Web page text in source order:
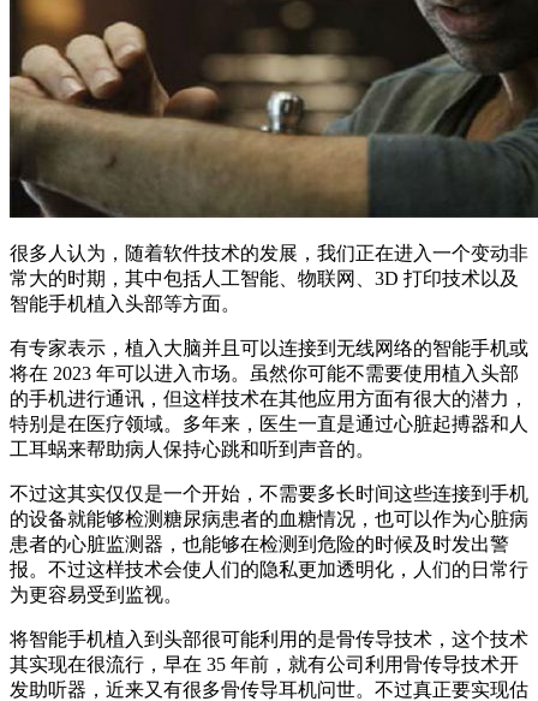
很多人认为，随着软件技术的发展，我们正在进入一个变动非
常大的时期，其中包括人工智能、物联网、3D 打印技术以及
智能手机植入头部等方面。
有专家表示，植入大脑并且可以连接到无线网络的智能手机或
将在 2023 年可以进入市场。虽然你可能不需要使用植入头部
的手机进行通讯，但这样技术在其他应用方面有很大的潜力，
特别是在医疗领域。多年来，医生一直是通过心脏起搏器和人
工耳蜗来帮助病人保持心跳和听到声音的。
不过这其实仅仅是一个开始，不需要多长时间这些连接到手机
的设备就能够检测糖尿病患者的血糖情况，也可以作为心脏病
患者的心脏监测器，也能够在检测到危险的时候及时发出警
报。不过这样技术会使人们的隐私更加透明化，人们的日常行
为更容易受到监视。
将智能手机植入到头部很可能利用的是骨传导技术，这个技术
其实现在很流行，早在 35 年前，就有公司利用骨传导技术开
发助听器，近来又有很多骨传导耳机问世。不过真正要实现估